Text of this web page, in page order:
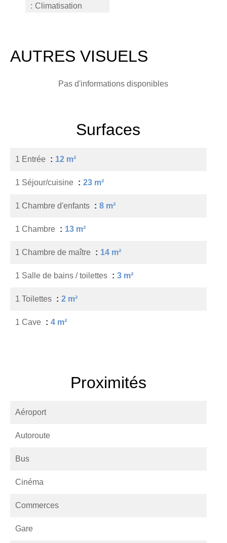
Climatisation
AUTRES VISUELS
Pas d'informations disponibles
Surfaces
1 Entrée 12 m²
1 Séjour/cuisine 23 m²
1 Chambre d'enfants 8 m²
1 Chambre 13 m²
1 Chambre de maître 14 m²
1 Salle de bains / toilettes 3 m²
1 Toilettes 2 m²
1 Cave 4 m²
Proximités
Aéroport
Autoroute
Bus
Cinéma
Commerces
Gare